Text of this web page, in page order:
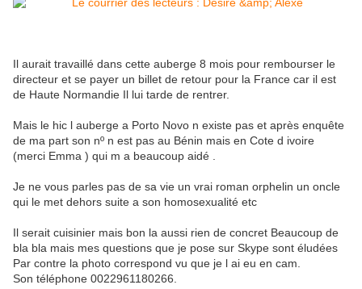
Il aurait travaillé dans cette auberge 8 mois pour rembourser le
directeur et se payer un billet de retour pour la France car il est
de Haute Normandie Il lui tarde de rentrer.
Mais le hic l auberge a Porto Novo n existe pas et après enquête
de ma part son nº n est pas au Bénin mais en Cote d ivoire
(merci Emma ) qui m a beaucoup aidé .
Je ne vous parles pas de sa vie un vrai roman orphelin un oncle
qui le met dehors suite a son homosexualité etc
Il serait cuisinier mais bon la aussi rien de concret Beaucoup de
bla bla mais mes questions que je pose sur Skype sont éludées
Par contre la photo correspond vu que je l ai eu en cam.
Son téléphone 0022961180266.